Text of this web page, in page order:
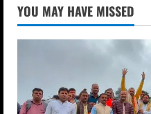
YOU MAY HAVE MISSED